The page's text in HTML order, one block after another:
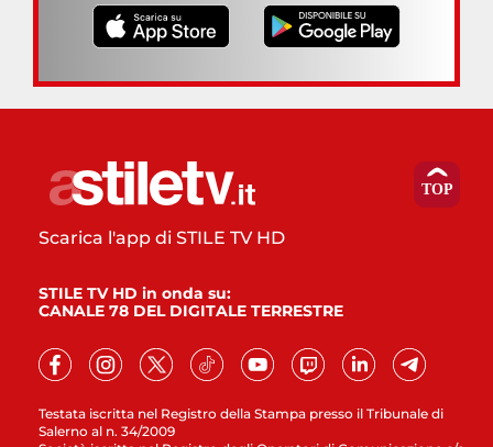
Testata iscritta nel Registro della Stampa presso il Tribunale di
Salerno al n. 34/2009
Scarica l'app di STILE TV HD
STILE TV HD in onda su:
CANALE 78 DEL DIGITALE TERRESTRE